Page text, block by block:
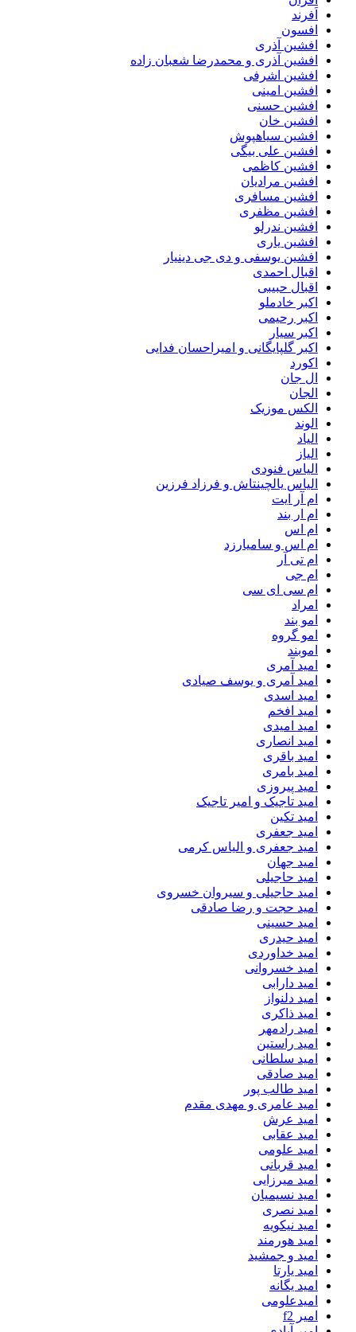
اَفرند
افسون
افشین آذری
افشین آذری و محمدرضا شعبان زاده
افشین اشرفی
افشین امینی
افشین حسنی
افشین خان
افشین سیاهپوش
افشین علی بیگی
افشین کاظمی
افشین مرادیان
افشین مسافری
افشین مظفری
افشین ندرلو
افشین یاری
افشین یوسفی و دی جی دینیار
اقبال احمدی
اقبال حبیبی
اکبر خادملو
اکبر رحیمی
اکبر سیار
اکبر گلپایگانی و امیراحسان فدایی
اکورد
ال جان
الجان
الکس موزیک
الوند
الیاد
الیاز
الیاس فنودی
الیاس یالچینتاش و فرزاد فرزین
ام آر ایت
ام‌ ار بند
ام اس
ام اس و سامیارزد
ام تی آر
ام جی
ام سی ای سی
امراد
امو بند
امو گروه
اموبند
امید آمری
امید آمری و یوسف صیادی
امید اسدی
امید افخم
امید امیدی
امید انصاری
امید باقری
امید بامری
امید پیروزی
امید تاجیک و امیر تاجیک
امید تکین
امید جعفری
امید جعفری و الیاس کرمی
امید جهان
امید حاجیلی
امید حاجیلی و سیروان خسروی
امید حجت و رضا صادقی
امید حسینی
امید حیدری
امید خداوردی
امید خسروانی
امید دارابی
امید دلنواز
امید ذاکری
امید رادمهر
امید راستین
امید سلطانی
امید صادقی
امید طالب پور
امید عامری و مهدی مقدم
امید عرش
امید عقابی
امید علومی
امید قربانی
امید میرزایی
امید نسیمیان
امید نصری
امید نیکویه
امید هورمند
امید و جمشید
امید یارتا
امید یگانه
امیدعلومی
امیر f2